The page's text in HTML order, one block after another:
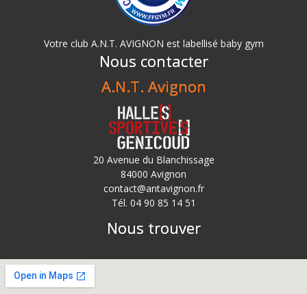
Votre club A.N.T. AVIGNON est labellisé baby gym
Nous contacter
A.N.T. Avignon
20 Avenue du Blanchissage
84000 Avignon
contact@antavignon.fr
Tél. 04 90 85 14 51
Nous trouver